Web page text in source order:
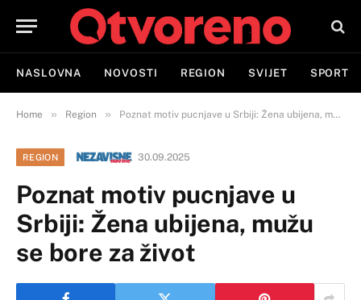
NASLOVNA NOVOSTI REGION SVIJET SPORT
Home » Region » Poznat motiv pucnjave u Srbiji: Žena ubijena, mužu se bore za život
REGION 30.09.2025
Poznat motiv pucnjave u
Srbiji: Žena ubijena, mužu
se bore za život